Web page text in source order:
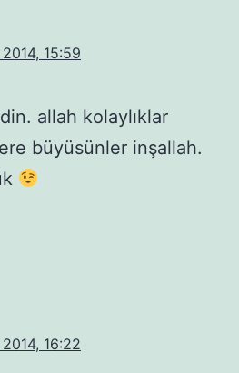
15:59
allah kolaylıklar
büyüsünler inşallah.
16:22